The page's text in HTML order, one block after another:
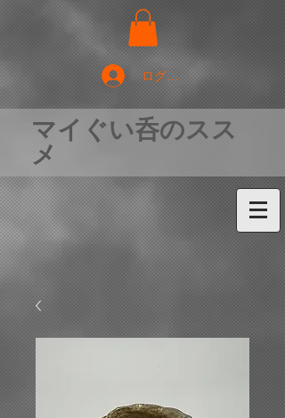
ログイン
マイぐい呑のスス
メ